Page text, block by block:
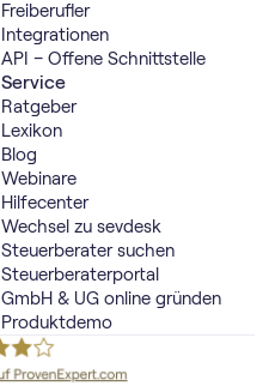
Freiberufler
Integrationen
API – Offene Schnittstelle
Service
Ratgeber
Lexikon
Blog
Webinare
Hilfecenter
Wechsel zu sevdesk
Steuerberater suchen
Steuerberaterportal
GmbH & UG online gründen
Produktdemo